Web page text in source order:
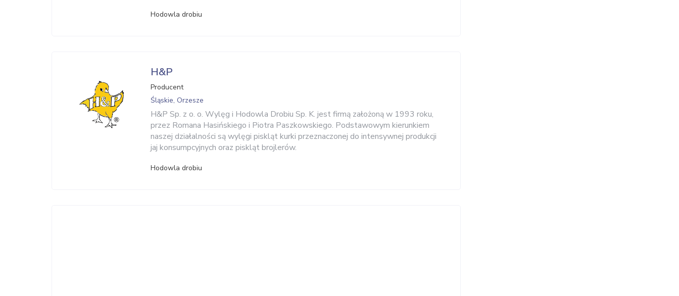
Hodowla drobiu
H&P
Producent
Śląskie, Orzesze
H&P Sp. z o. o. Wylęg i Hodowla Drobiu Sp. K. jest firmą założoną w 1993 roku,
przez Romana Hasińskiego i Piotra Paszkowskiego. Podstawowym kierunkiem
naszej działalności są wylęgi piskląt kurki przeznaczonej do intensywnej produkcji
jaj konsumpcyjnych oraz piskląt brojlerów.
Hodowla drobiu